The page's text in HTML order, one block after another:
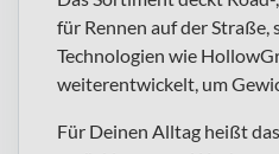
für Rennen auf der Straße,
Technologien wie
weiterentwickelt, um
Für Deinen Alltag heißt